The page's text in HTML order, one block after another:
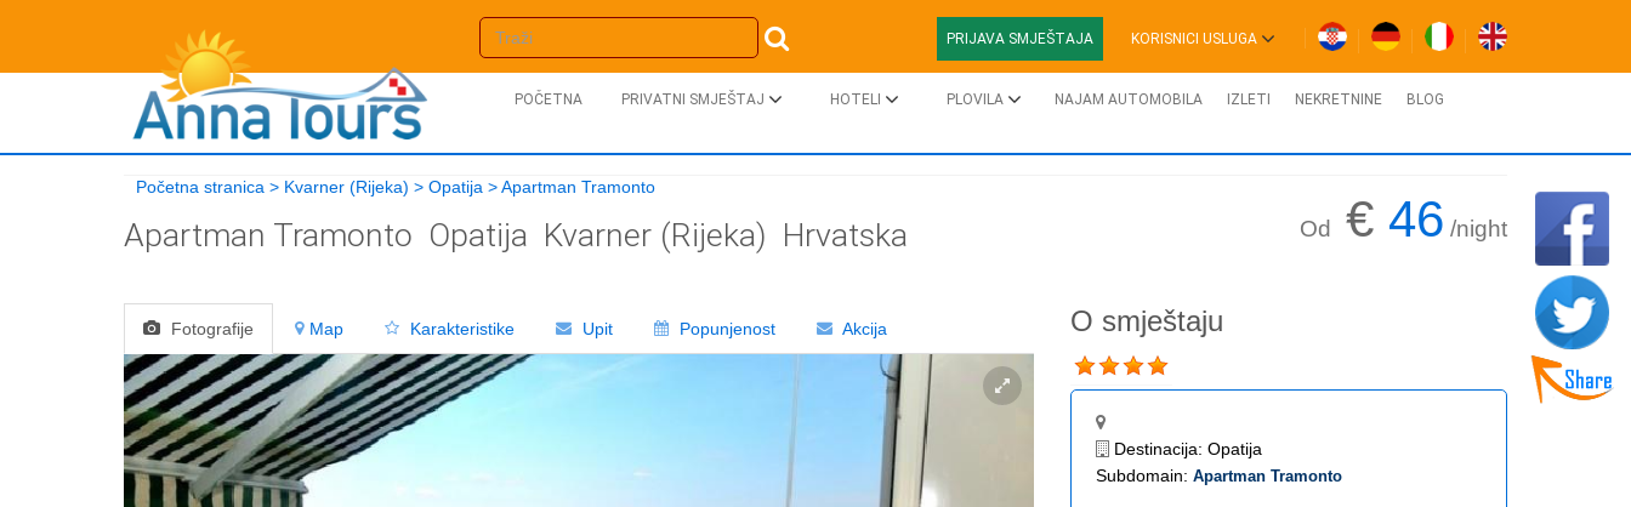
PRIJAVA SMJEŠTAJA KORISNICI USLUGA
POČETNA PRIVATNI SMJEŠTAJ HOTELI PLOVILA NAJAM AUTOMOBILA IZLETI NEKRETNINE BLOG
Početna stranica > Kvarner (Rijeka) > Opatija >Apartman Tramonto
Apartman Tramonto Opatija Kvarner (Rijeka) Hrvatska Od € 46 /night
Fotografije Map Karakteristike Upit Popunjenost Akcija O smještaju
Destinacija: Opatija
Subdomain: Apartman Tramonto